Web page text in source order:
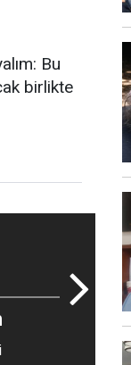
Bu
birlikte